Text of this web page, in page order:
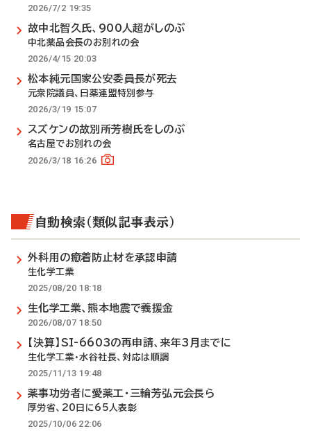
2026/7/2 19:35
故中北智久氏、900人超がしのぶ
中北薬品会長のお別れの会
2026/4/15 20:03
松本純元国家公安委員長が死去
元衆院議員、日薬連盟特別参与
2026/3/19 15:07
スズケンの故別所芳樹氏をしのぶ
名古屋でお別れの会
2026/3/18 16:26
自動検索（類似記事表示）
外科用の癒着防止材を承認申請
生化学工業
2025/08/20 18:18
生化学工業、熊本地震で義援金
2026/08/07 18:50
【決算】SI-6603の再申請、来年3月までに
生化学工業・水谷社長、対応は順調
2025/11/13 19:48
薬事功労者に愛薬工・三輪芳弘元会長ら
厚労省、20日に65人表彰
2025/10/06 22:06